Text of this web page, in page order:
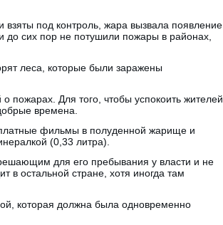
под контроль, жара вызвала появление
до сих пор не потушили пожары в районах,
леса, которые были заражены
пожарах. Для того, чтобы успокоить жителей
времена.
фильмы в полуденной жарище и
(0,33 литра).
для его пребывания у власти и не
в остальной стране, хотя иногда там
которая должна была одновременно